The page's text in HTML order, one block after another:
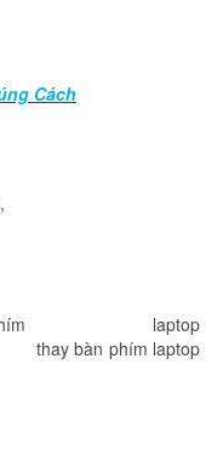
Cách
,
laptop
thay bàn phím laptop